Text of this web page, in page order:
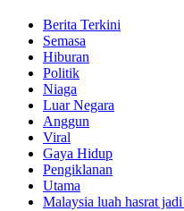
Berita Terkini
Semasa
Hiburan
Politik
Niaga
Luar Negara
Anggun
Viral
Gaya Hidup
Pengiklanan
Utama
Malaysia luah hasrat